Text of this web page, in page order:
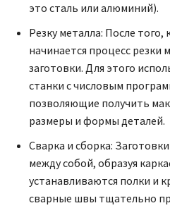
это сталь или алюминий).
Резку металла: После того,
начинается процесс резки
заготовки. Для этого
станки с числовым
позволяющие получить
размеры и формы деталей.
Сварка и сборка:
между собой, образуя
устанавливаются полки и
сварные швы тщательно